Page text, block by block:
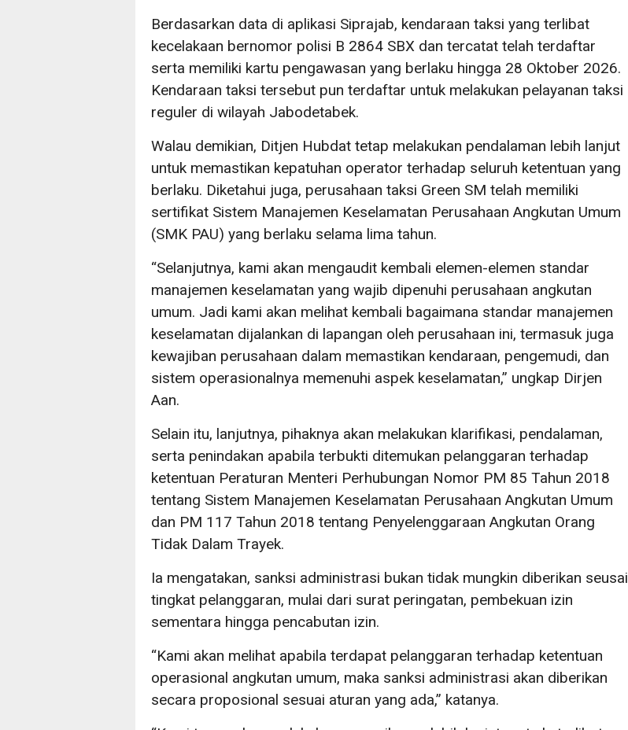
Berdasarkan data di aplikasi Siprajab, kendaraan taksi yang terlibat
kecelakaan bernomor polisi B 2864 SBX dan tercatat telah terdaftar
serta memiliki kartu pengawasan yang berlaku hingga 28 Oktober 2026.
Kendaraan taksi tersebut pun terdaftar untuk melakukan pelayanan taksi
reguler di wilayah Jabodetabek.
Walau demikian, Ditjen Hubdat tetap melakukan pendalaman lebih lanjut
untuk memastikan kepatuhan operator terhadap seluruh ketentuan yang
berlaku. Diketahui juga, perusahaan taksi Green SM telah memiliki
sertifikat Sistem Manajemen Keselamatan Perusahaan Angkutan Umum
(SMK PAU) yang berlaku selama lima tahun.
“Selanjutnya, kami akan mengaudit kembali elemen-elemen standar
manajemen keselamatan yang wajib dipenuhi perusahaan angkutan
umum. Jadi kami akan melihat kembali bagaimana standar manajemen
keselamatan dijalankan di lapangan oleh perusahaan ini, termasuk juga
kewajiban perusahaan dalam memastikan kendaraan, pengemudi, dan
sistem operasionalnya memenuhi aspek keselamatan,” ungkap Dirjen
Aan.
Selain itu, lanjutnya, pihaknya akan melakukan klarifikasi, pendalaman,
serta penindakan apabila terbukti ditemukan pelanggaran terhadap
ketentuan Peraturan Menteri Perhubungan Nomor PM 85 Tahun 2018
tentang Sistem Manajemen Keselamatan Perusahaan Angkutan Umum
dan PM 117 Tahun 2018 tentang Penyelenggaraan Angkutan Orang
Tidak Dalam Trayek.
Ia mengatakan, sanksi administrasi bukan tidak mungkin diberikan seusai
tingkat pelanggaran, mulai dari surat peringatan, pembekuan izin
sementara hingga pencabutan izin.
“Kami akan melihat apabila terdapat pelanggaran terhadap ketentuan
operasional angkutan umum, maka sanksi administrasi akan diberikan
secara proposional sesuai aturan yang ada,” katanya.